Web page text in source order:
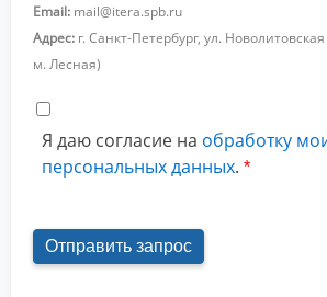
Email: mail@itera.spb.ru
Адрес: г. Санкт-Петербург, ул.
м. Лесная)
Я даю согласие на обработку
персональных данных.